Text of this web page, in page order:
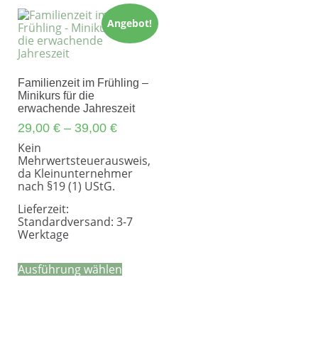
Angebot!
Familienzeit im Frühling –
Minikurs für die
erwachende Jahreszeit
29,00 € – 39,00 €
Kein
Mehrwertsteuerausweis,
da Kleinunternehmer
nach §19 (1) UStG.
Lieferzeit:
Standardversand: 3-7
Werktage
Ausführung wählen